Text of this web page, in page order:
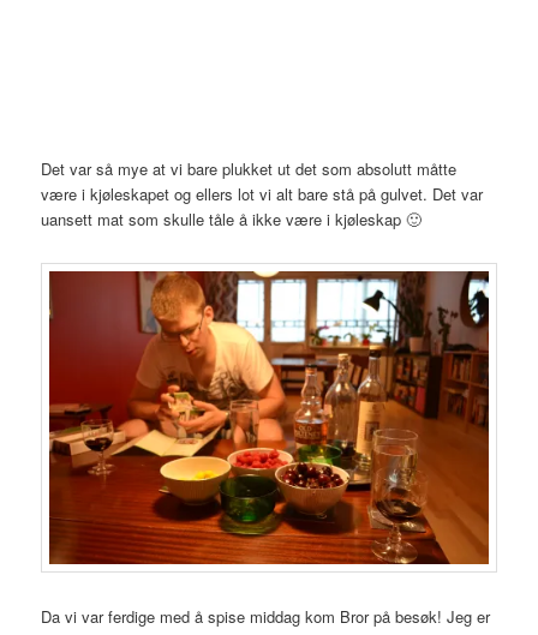
Det var så mye at vi bare plukket ut det som absolutt måtte
være i kjøleskapet og ellers lot vi alt bare stå på gulvet. Det var
uansett mat som skulle tåle å ikke være i kjøleskap 🙂
Da vi var ferdige med å spise middag kom Bror på besøk! Jeg er